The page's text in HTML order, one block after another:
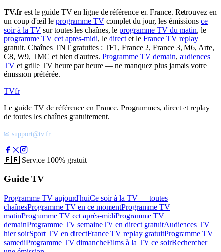
TV.fr est le guide TV en ligne de référence en France. Retrouvez en
un coup d'œil le programme TV complet du jour, les émissions ce
soir à la TV sur toutes les chaînes, le programme TV du matin, le
programme TV cet après-midi, le direct et le France TV replay
gratuit. Chaînes TNT gratuites : TF1, France 2, France 3, M6, Arte,
C8, W9, TMC et bien d'autres. Programme TV demain, audiences
TV et grille TV heure par heure — ne manquez plus jamais votre
émission préférée.
TVfr
Le guide TV de référence en France. Programmes, direct et replay
de toutes les chaînes gratuitement.
✉ support@tv.fr
🇫🇷 Service 100% gratuit
Guide TV
Programme TV aujourd'huiCe soir à la TV — toutes
chaînesProgramme TV en ce momentProgramme TV
matinProgramme TV cet après-midiProgramme TV
demainProgramme TV semaineTV en direct gratuitAudiences TV
hier soirSport TV en directFrance TV replay gratuitProgramme TV
samediProgramme TV dimancheFilms à la TV ce soirRechercher